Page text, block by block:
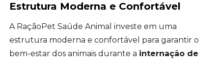
Estrutura Moderna e Confortável
A RaçãoPet Saúde Animal investe em uma
estrutura moderna e confortável para garantir o
bem-estar dos animais durante a internação de